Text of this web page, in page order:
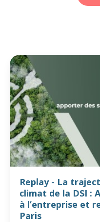
Replay - La
climat de la DSI :
à l’entreprise et
Paris